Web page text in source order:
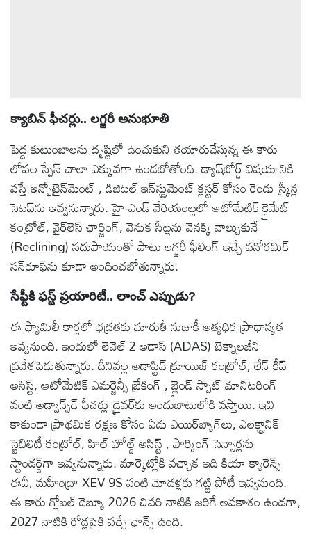
క్యాబిన్ ఫీచర్లు.. లగ్జరీ అనుభూతి
పెద్ద కుటుంబాలను దృష్టిలో ఉంచుకుని తయారుచేస్తున్న ఈ కారు
లోపల స్పేస్ చాలా ఎక్కువగా ఉండబోతోంది. డ్యాష్‌బోర్డ్ విషయానికి
వస్తే ఇన్ఫోటైన్‌మెంట్ , డిజిటల్ ఇన్‌స్ట్రుమెంట్ క్లస్టర్ కోసం రెండు స్క్రీన్ల
సెటప్‌ను ఇవ్వనున్నారు. హై-ఎండ్ వేరియంట్లలో ఆటోమేటిక్ క్లైమేట్
కంట్రోల్, వైర్‌లెస్ ఛార్జింగ్, వెనుక సీట్లను వెనక్కి వాల్చుకునే
(Reclining) సదుపాయంతో పాటు లగ్జరీ ఫీలింగ్ ఇచ్చే పనోరమిక్
సన్‌రూఫ్‌ను కూడా అందించబోతున్నారు.
సేఫ్టీకి ఫస్ట్ ప్రయారిటీ.. లాంచ్ ఎప్పుడు?
ఈ ఫ్యామిలీ కార్ల‌లో భద్రతకు మారుతీ సుజుకీ అత్యధిక ప్రాధాన్యత
ఇవ్వనుంది. ఇందులో లెవెల్ 2 అడాస్ (ADAS) టెక్నాలజీని
ప్రవేశపెడుతున్నారు. దీనివల్ల అడాప్టివ్ క్రూయిజ్ కంట్రోల్, లేన్ కీప్
అసిస్ట్, ఆటోమేటిక్ ఎమర్జెన్సీ బ్రేకింగ్ , బ్లైండ్ స్పాట్ మానిటరింగ్
వంటి అడ్వాన్స్‌డ్ ఫీచర్లు డ్రైవర్‌కు అందుబాటులోకి వస్తాయి. ఇవి
కాకుండా ప్రాథమిక రక్షణ కోసం ఏడు ఎయిర్‌బ్యాగ్‌లు, ఎలక్ట్రానిక్
స్టెబిలిటీ కంట్రోల్, హిల్ హోల్డ్ అసిస్ట్ , పార్కింగ్ సెన్సార్లను
స్టాండర్డ్‌గా ఇవ్వనున్నారు. మార్కెట్లోకి వచ్చాక ఇది కియా క్యారెన్స్
ఈవీ, మహీంద్రా XEV 9S వంటి మోడళ్లకు గట్టి పోటీ ఇవ్వనుంది.
ఈ కారు గ్లోబల్ డెబ్యూ 2026 చివరి నాటికి జరిగే అవకాశం ఉండగా,
2027 నాటికి రోడ్లపైకి వచ్చే ఛాన్స్ ఉంది.